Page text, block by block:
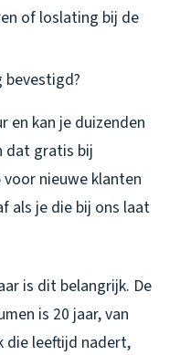
of loslating bij de
bevestigd?
en kan je duizenden
dat gratis bij
nieuwe klanten
als je die bij ons laat
is dit belangrijk. De
is 20 jaar, van
die leeftijd nadert,